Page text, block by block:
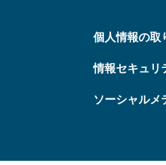
個人情報の取
情報セキュリ
ソーシャルメ